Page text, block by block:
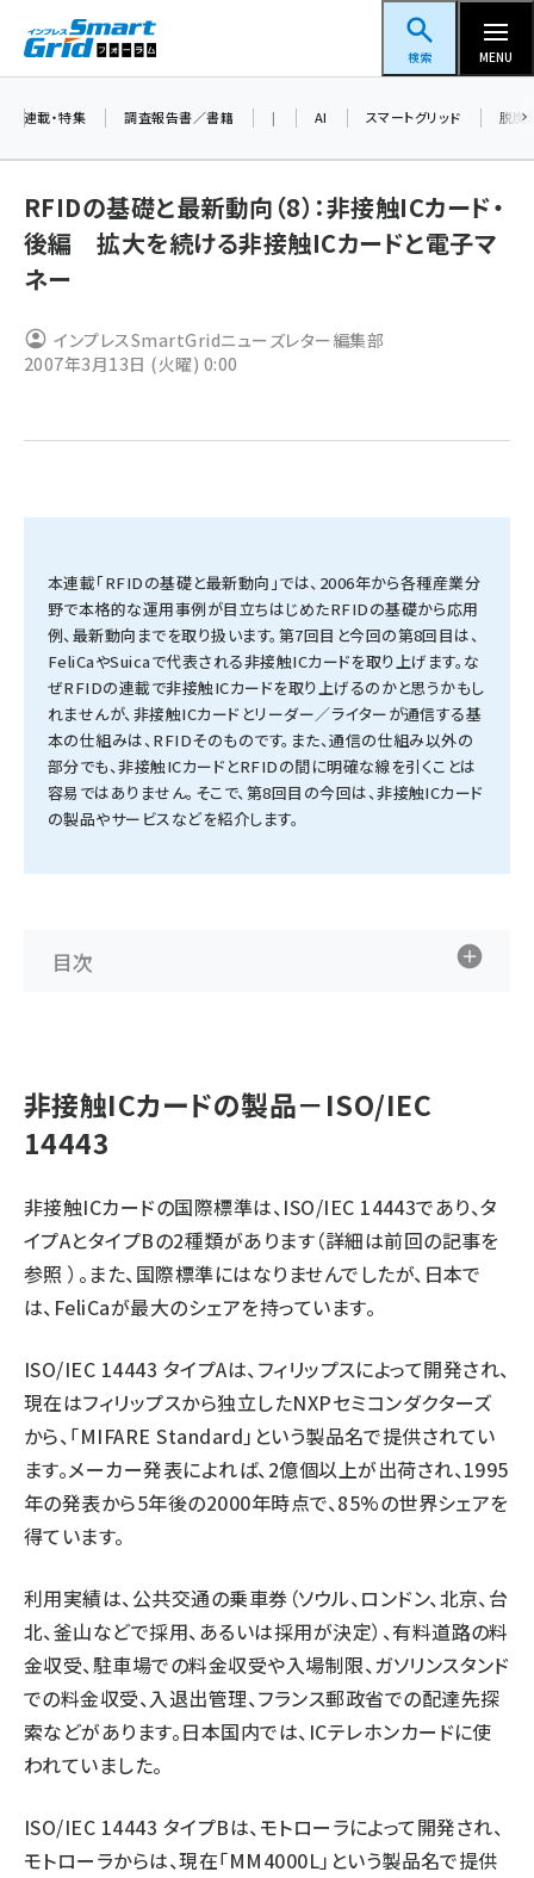
ン
スマートグリッドフォーラム
検索 MENU
ペロブスカイト (345)
ngn (285)
タンデム (154)
連載・特集 調査報告書／書籍 | AI スマートグリッド 脱炭
RFIDの基礎と最新動向（8）：非接触ICカード・
後編 拡大を続ける非接触ICカードと電子マ
ネー
インプレスSmartGridニューズレター編集部
2007年3月13日 (火曜) 0:00
本連載「RFIDの基礎と最新動向」では、2006年から各種産業分
野で本格的な運用事例が目立ちはじめたRFIDの基礎から応用
例、最新動向までを取り扱います。第7回目と今回の第8回目は、
FeliCaやSuicaで代表される非接触ICカードを取り上げます。な
ぜRFIDの連載で非接触ICカードを取り上げるのかと思うかもし
れませんが、非接触ICカードとリーダー／ライターが通信する基
本の仕組みは、RFIDそのものです。また、通信の仕組み以外の
部分でも、非接触ICカードとRFIDの間に明確な線を引くことは
容易ではありません。そこで、第8回目の今回は、非接触ICカード
の製品やサービスなどを紹介します。
目次
非接触ICカードの製品－ISO/IEC
14443
非接触ICカードの国際標準は、ISO/IEC 14443であり、タ
イプAとタイプBの2種類があります（詳細は前回の記事を
参照 ）。また、国際標準にはなりませんでしたが、日本で
は、FeliCaが最大のシェアを持っています。
ISO/IEC 14443 タイプAは、フィリップスによって開発され、
現在はフィリップスから独立したNXPセミコンダクターズ
から、「MIFARE Standard」という製品名で提供されてい
ます。メーカー発表によれば、2億個以上が出荷され、1995
年の発表から5年後の2000年時点で、85%の世界シェアを
得ています。
利用実績は、公共交通の乗車券（ソウル、ロンドン、北京、台
北、釜山などで採用、あるいは採用が決定）、有料道路の料
金収受、駐車場での料金収受や入場制限、ガソリンスタンド
での料金収受、入退出管理、フランス郵政省での配達先探
索などがあります。日本国内では、ICテレホンカードに使
われていました。
ISO/IEC 14443 タイプBは、モトローラによって開発され、
モトローラからは、現在「MM4000L」という製品名で提供